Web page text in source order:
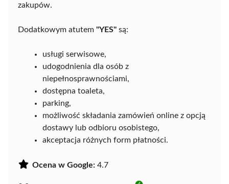
zakupów.
Dodatkowym atutem "YES" są:
usługi serwisowe,
udogodnienia dla osób z
niepełnosprawnościami,
dostępna toaleta,
parking,
możliwość składania zamówień online z opcją
dostawy lub odbioru osobistego,
akceptacja różnych form płatności.
Ocena w Google: 4.7